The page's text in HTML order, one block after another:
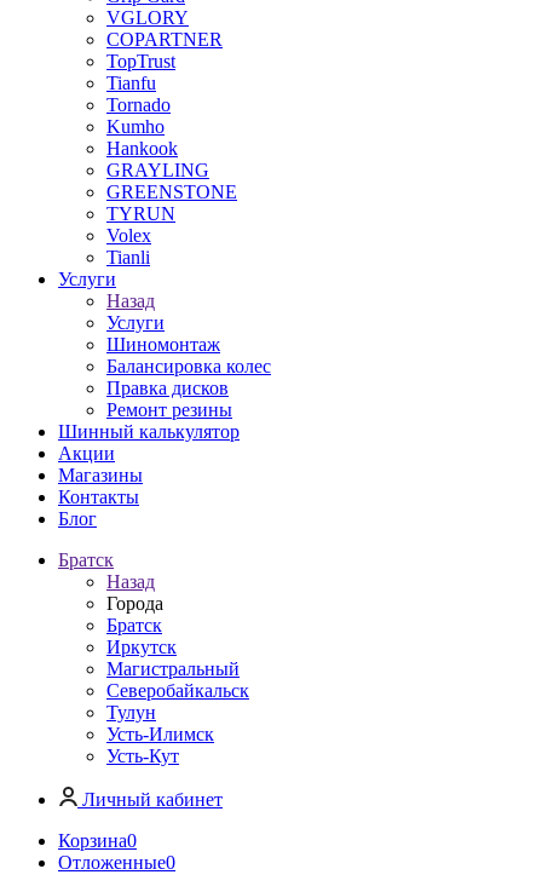
VGLORY
COPARTNER
TopTrust
Tianfu
Tornado
Kumho
Hankook
GRAYLING
GREENSTONE
TYRUN
Volex
Tianli
Услуги
Назад
Услуги
Шиномонтаж
Балансировка колес
Правка дисков
Ремонт резины
Шинный калькулятор
Акции
Магазины
Контакты
Блог
Братск
Назад
Города
Братск
Иркутск
Магистральный
Северобайкальск
Тулун
Усть-Илимск
Усть-Кут
Личный кабинет
Корзина0
Отложенные0